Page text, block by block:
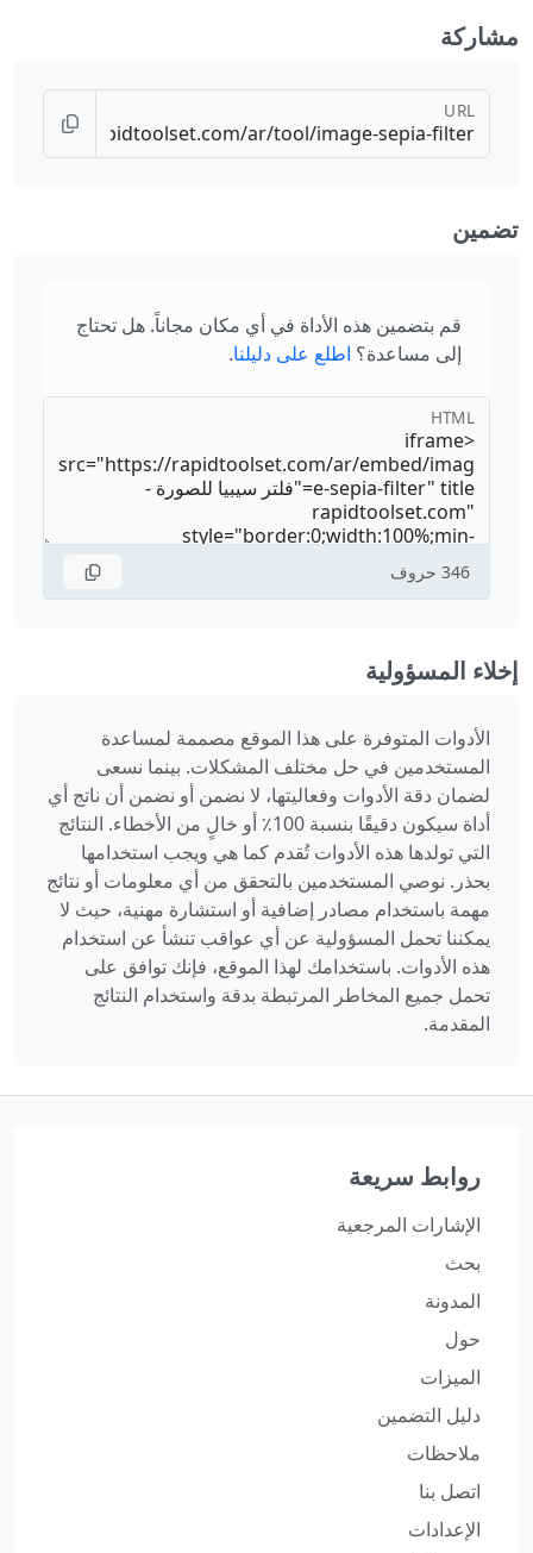
مشاركة
URL
تضمين
قم بتضمين هذه الأداة في أي مكان مجاناً. هل تحتاج
إلى مساعدة؟ اطلع على دليلنا.
HTML
346 حروف
إخلاء المسؤولية
الأدوات المتوفرة على هذا الموقع مصممة لمساعدة
المستخدمين في حل مختلف المشكلات. بينما نسعى
لضمان دقة الأدوات وفعاليتها، لا نضمن أو نضمن أن ناتج أي
أداة سيكون دقيقًا بنسبة 100٪ أو خالٍ من الأخطاء. النتائج
التي تولدها هذه الأدوات تُقدم كما هي ويجب استخدامها
بحذر. نوصي المستخدمين بالتحقق من أي معلومات أو نتائج
مهمة باستخدام مصادر إضافية أو استشارة مهنية، حيث لا
يمكننا تحمل المسؤولية عن أي عواقب تنشأ عن استخدام
هذه الأدوات. باستخدامك لهذا الموقع، فإنك توافق على
تحمل جميع المخاطر المرتبطة بدقة واستخدام النتائج
المقدمة.
روابط سريعة
الإشارات المرجعية
بحث
المدونة
حول
الميزات
دليل التضمين
ملاحظات
اتصل بنا
الإعدادات